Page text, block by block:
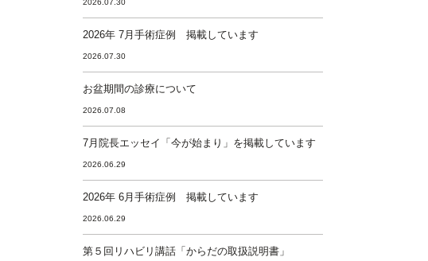
2026.07.30
2026年 7月手術症例 掲載しています
2026.07.30
お盆期間の診療について
2026.07.08
7月院長エッセイ「今が始まり」を掲載しています
2026.06.29
2026年 6月手術症例 掲載しています
2026.06.29
第５回リハビリ講話「からだの取扱説明書」